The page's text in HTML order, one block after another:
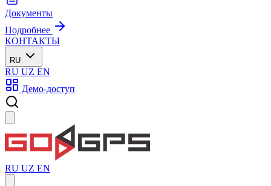
Документы
Подробнее
КОНТАКТЫ
RU
RU UZ EN
Демо-доступ
RU UZ EN